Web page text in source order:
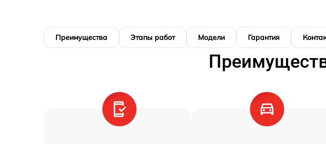
Преимущества Этапы работ Модели Гарантия